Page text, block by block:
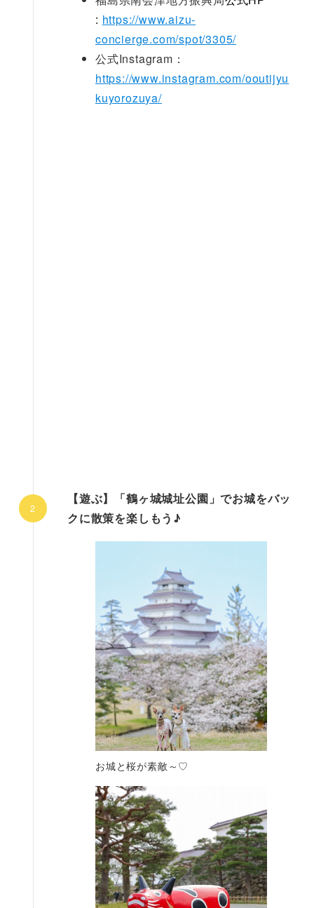
: https://www.aizu-
concierge.com/spot/3305/
公式Instagram：
https://www.instagram.com/ooutijyu
kuyorozuya/
【遊ぶ】「鶴ヶ城城址公園」でお城をバッ
クに散策を楽しもう♪
お城と桜が素敵～♡